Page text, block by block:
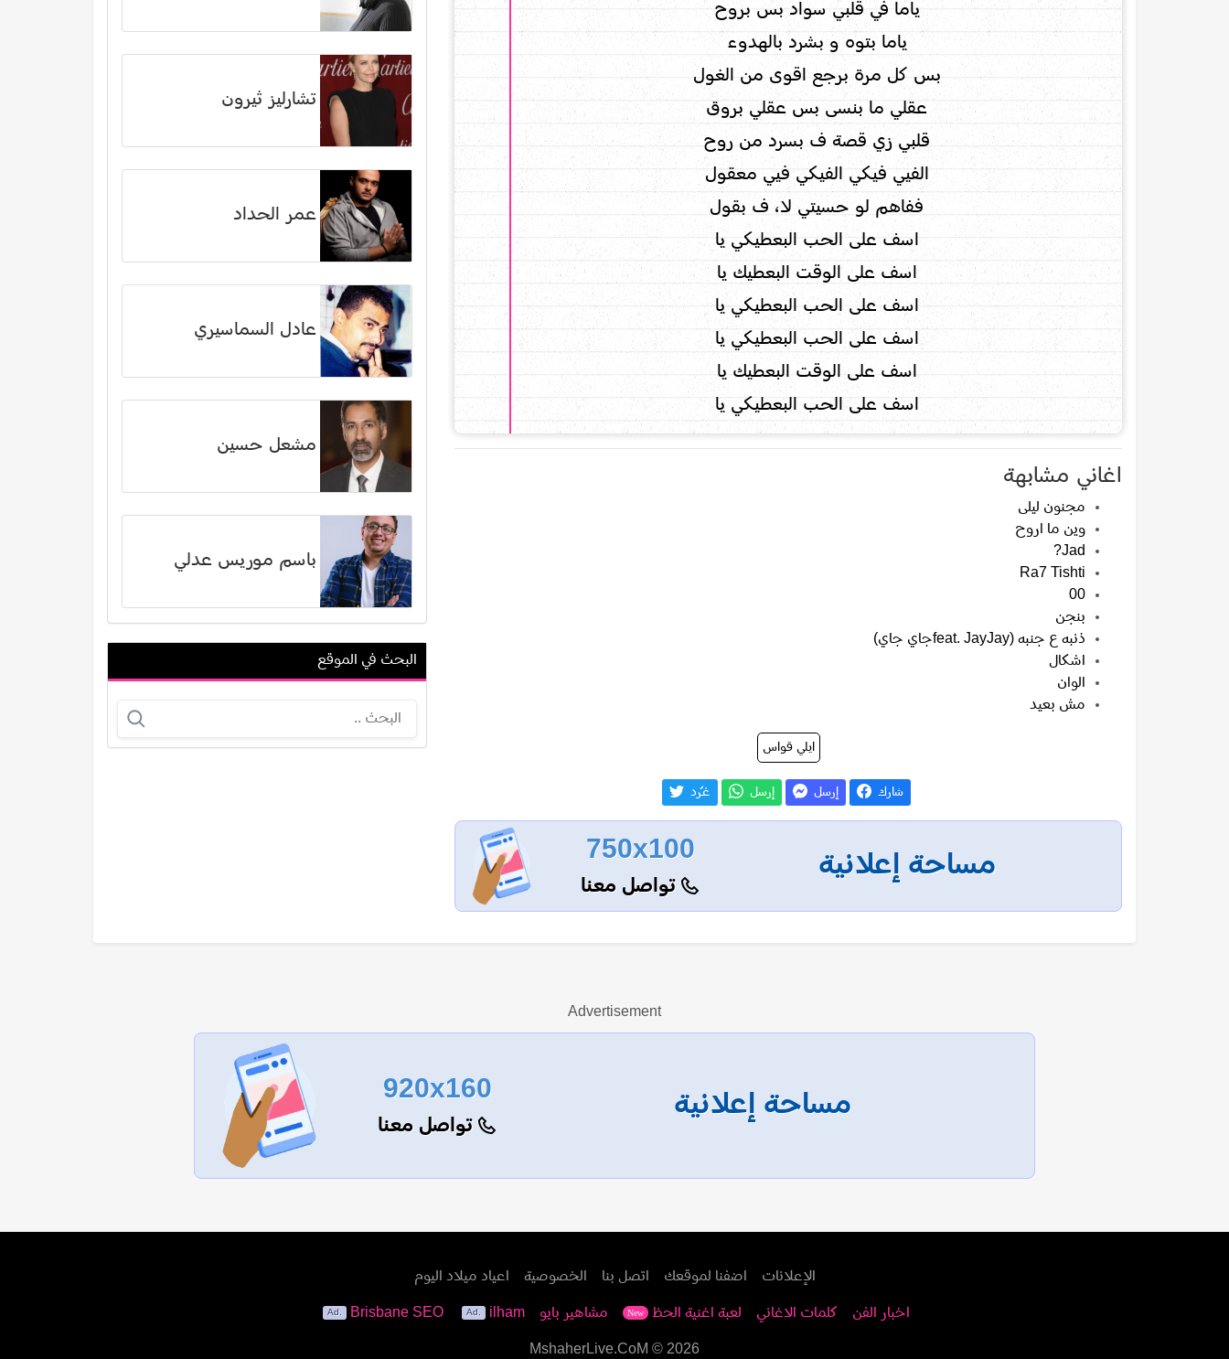
ياما في قلبي سواد بس بروح
ياما بتوه و بشرد بالهدوء
بس كل مرة برجع اقوى من الغول
عقلي ما بنسى بس عقلي بروق
قلبي زي قصة ف بسرد من روح
الفيي فيكي الفيكي فيي معقول
ففاهم لو حسيتي لا، ف بقول
اسف على الحب البعطيكي يا
اسف على الوقت البعطيك يا
اسف على الحب البعطيكي يا
اسف على الحب البعطيكي يا
اسف على الوقت البعطيك يا
اسف على الحب البعطيكي يا
اغاني مشابهة
مجنون ليلى
وين ما اروح
Jad?
Ra7 Tishti
00
بنجن
ذنبه ع جنبه (feat. JayJayجاي جاي)
اشكال
الوان
مش بعيد
ايلي قواس
شارك إرسل إرسل غـّرد
مساحة إعلانية
750x100
تواصل معنا
تشارليز ثيرون
عمر الحداد
عادل السماسيري
مشعل حسين
باسم موريس عدلي
أمير مطر
البحث في الموقع
Advertisement
مساحة إعلانية
920x160
تواصل معنا
الإعلانات اضفنا لموقعك اتصل بنا الخصوصية اعياد ميلاد اليوم
اخبار الفن كلمات الاغاني لعبة اغنية الحظ New مشاهير بايو ilham
Brisbane SEO
MshaherLive.CoM © 2026